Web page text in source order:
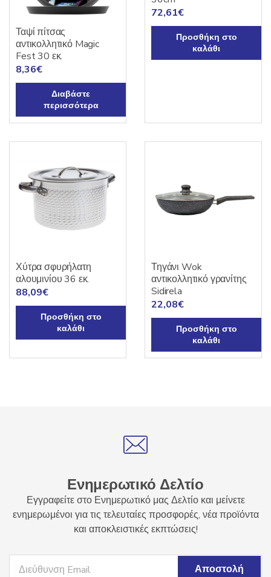
Ταψί πίτσας
αντικολλητικό Magic
Fest 30 εκ.
8,36€
Διαβάστε
περισσότερα
72,61€
Προσθήκη στο
καλάθι
Χύτρα σφυρήλατη
αλουμινίου 36 εκ.
88,09€
Προσθήκη στο
καλάθι
Τηγάνι Wok
αντικολλητικό γρανίτης
Sidirela
22,08€
Προσθήκη στο
καλάθι
Ενημερωτικό Δελτίο
Εγγραφείτε στο Ενημερωτικό μας Δελτίο και μείνετε
ενημερωμένοι για τις τελευταίες προσφορές, νέα προϊόντα
και αποκλειστικές εκπτώσεις!